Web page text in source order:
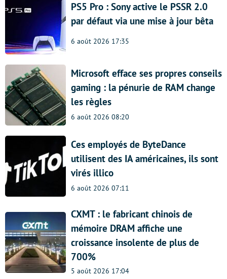
PS5 Pro : Sony active le PSSR 2.0
par défaut via une mise à jour bêta
6 août 2026 17:35
Microsoft efface ses propres conseils
gaming : la pénurie de RAM change
les règles
6 août 2026 08:20
Ces employés de ByteDance
utilisent des IA américaines, ils sont
virés illico
6 août 2026 07:11
CXMT : le fabricant chinois de
mémoire DRAM affiche une
croissance insolente de plus de
700%
5 août 2026 17:04